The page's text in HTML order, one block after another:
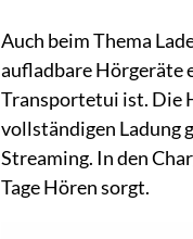
Auch beim Thema
aufladbare Hörgeräte
Transportetui ist. Die
vollständigen Ladung
Streaming. In den
Tage Hören sorgt.